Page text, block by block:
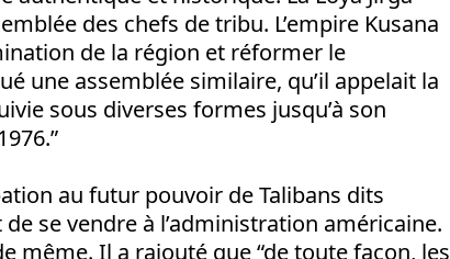
des chefs de tribu. L’empire Kusana
de la région et réformer le
une assemblée similaire, qu’il appelait la
sous diverses formes jusqu’à son
au futur pouvoir de Talibans dits
de se vendre à l’administration américaine.
même. Il a rajouté que “de toute façon, les